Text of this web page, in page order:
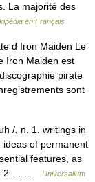
La majorité des
en Français
d Iron Maiden Le
Iron Maiden est
pirate
sont
/, n. 1. writings in
ideas of permanent
features, as
2.… …
Universalium